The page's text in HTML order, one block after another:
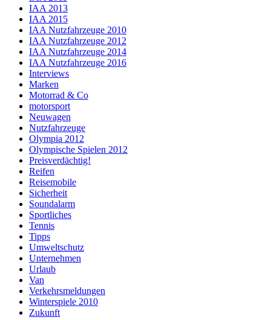
IAA 2013
IAA 2015
IAA Nutzfahrzeuge 2010
IAA Nutzfahrzeuge 2012
IAA Nutzfahrzeuge 2014
IAA Nutzfahrzeuge 2016
Interviews
Marken
Motorrad & Co
motorsport
Neuwagen
Nutzfahrzeuge
Olympia 2012
Olympische Spielen 2012
Preisverdächtig!
Reifen
Reisemobile
Sicherheit
Soundalarm
Sportliches
Tennis
Tipps
Umweltschutz
Unternehmen
Urlaub
Van
Verkehrsmeldungen
Winterspiele 2010
Zukunft